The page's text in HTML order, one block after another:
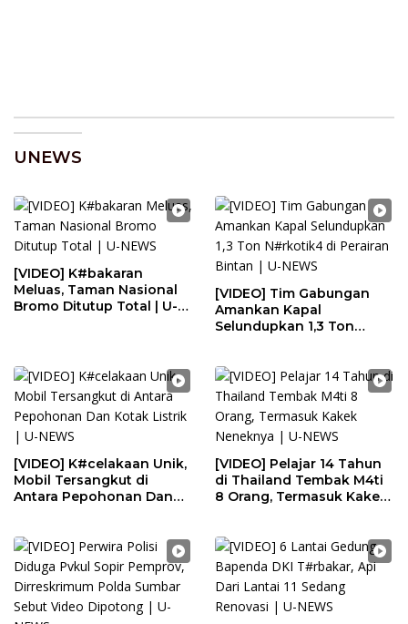
UNEWS
[VIDEO] K#bakaran
Meluas, Taman Nasional
Bromo Ditutup Total | U-
[VIDEO] Tim Gabungan
Amankan Kapal
Selundupkan 1,3 Ton
[VIDEO] K#celakaan Unik,
Mobil Tersangkut di
Antara Pepohonan Dan
[VIDEO] Pelajar 14 Tahun
di Thailand Tembak M4ti
8 Orang, Termasuk Kakek